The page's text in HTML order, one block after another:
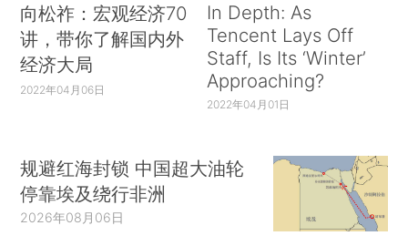
向松祚：宏观经济70
讲，带你了解国内外
经济大局
2022年04月06日
In Depth: As
Tencent Lays Off
Staff, Is Its ‘Winter’
Approaching?
2022年04月01日
规避红海封锁 中国超大油轮
停靠埃及绕行非洲
2026年08月06日